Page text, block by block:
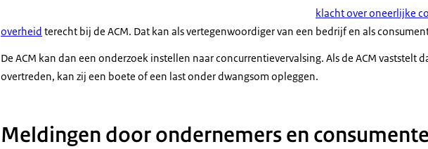
klacht over oneerlijke
overheid terecht bij de ACM. Dat kan als vertegenwoordiger van een bedrijf en als
De ACM kan dan een onderzoek instellen naar concurrentievervalsing. Als de ACM vaststelt
overtreden, kan zij een boete of een last onder dwangsom opleggen.
Meldingen door ondernemers en